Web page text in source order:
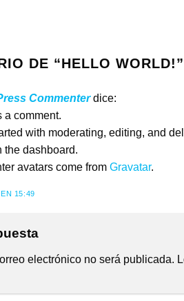
DE “HELLO WORLD!”
Commenter dice:
a comment.
with moderating, editing, and
the dashboard.
avatars come from Gravatar.
15:49
electrónico no será publicada.